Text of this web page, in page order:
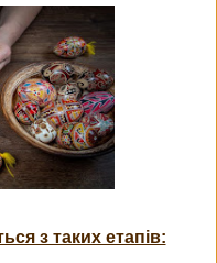
з таких етапів: